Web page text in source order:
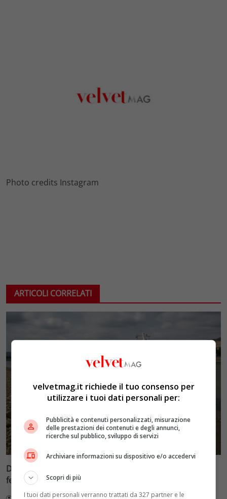
Photo credits Instagram
ARTICOLI CORRELATI
Danubio a livelli minimi record: le crociere fluviali si
fermano a Budapest
velvetmag.it richiede il tuo consenso per
utilizzare i tuoi dati personali per:
Pubblicità e contenuti personalizzati, misurazione
delle prestazioni dei contenuti e degli annunci,
ricerche sul pubblico, sviluppo di servizi
Archiviare informazioni su dispositivo e/o accedervi
Scopri di più
I tuoi dati personali verranno trattati da 327 partner e le